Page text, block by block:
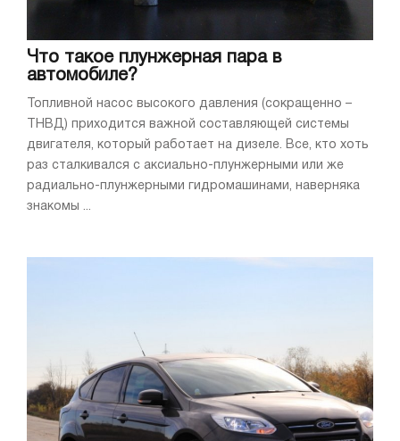
Что такое плунжерная пара в
автомобиле?
Топливной насос высокого давления (сокращенно –
ТНВД) приходится важной составляющей системы
двигателя, который работает на дизеле. Все, кто хоть
раз сталкивался с аксиально-плунжерными или же
радиально-плунжерными гидромашинами, наверняка
знакомы ...